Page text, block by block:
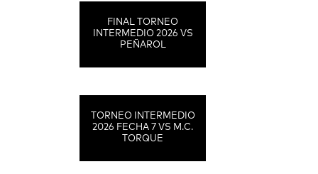
FINAL TORNEO
INTERMEDIO 2026 VS
PEÑAROL
TORNEO INTERMEDIO
2026 FECHA 7 VS M.C.
TORQUE